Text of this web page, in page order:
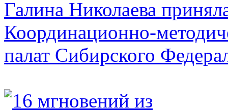
Галина Николаева
Координационно-
палат Сибирского